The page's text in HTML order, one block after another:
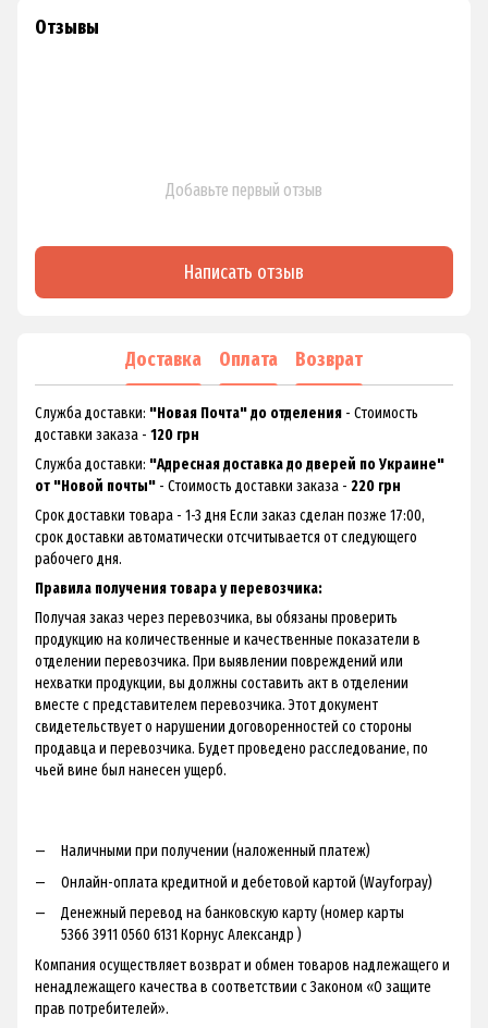
Отзывы
Добавьте первый отзыв
Написать отзыв
Доставка Оплата Возврат
Служба доставки: "Новая Почта" до отделения - Стоимость
доставки заказа - 120 грн
Служба доставки: "Адресная доставка до дверей по Украине"
от "Новой почты" - Стоимость доставки заказа - 220 грн
Срок доставки товара - 1-3 дня Если заказ сделан позже 17:00,
срок доставки автоматически отсчитывается от следующего
рабочего дня.
Правила получения товара у перевозчика:
Получая заказ через перевозчика, вы обязаны проверить
продукцию на количественные и качественные показатели в
отделении перевозчика. При выявлении повреждений или
нехватки продукции, вы должны составить акт в отделении
вместе с представителем перевозчика. Этот документ
свидетельствует о нарушении договоренностей со стороны
продавца и перевозчика. Будет проведено расследование, по
чьей вине был нанесен ущерб.
Наличными при получении (наложенный платеж)
Онлайн-оплата кредитной и дебетовой картой (Wayforpay)
Денежный перевод на банковскую карту (номер карты
5366 3911 0560 6131 Корнус Александр )
Компания осуществляет возврат и обмен товаров надлежащего и
ненадлежащего качества в соответствии с Законом «О защите
прав потребителей».